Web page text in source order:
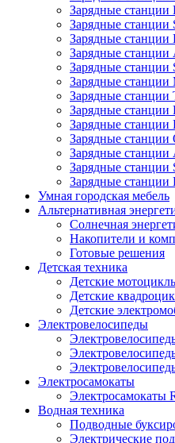
Зарядные станции
Зарядные
Зарядные
Зарядные
Зарядные
Зарядные
Зарядные
Зарядные
Зарядные станции
Зарядные станции
Зарядные станции
Зарядные
Зарядные
Умная городская мебель
Альтернативная
Солнечная
Накопители и
Готовые решения
Детская техника
Детские
Детские
Детские
Электровелосипеды
Электросамокаты
Электросамокаты
Водная техника
Подводные
Электрические